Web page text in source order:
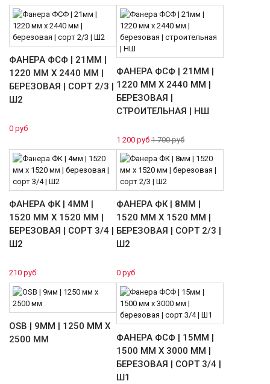
ФАНЕРА ФСФ | 21ММ |
1220 ММ Х 2440 ММ |
БЕРЕЗОВАЯ | СОРТ 2/3 |
Ш2
0 руб
ФАНЕРА ФСФ | 21ММ |
1220 ММ Х 2440 ММ |
БЕРЕЗОВАЯ |
СТРОИТЕЛЬНАЯ | НШ
1 200 руб 1 700 руб
ФАНЕРА ФК | 4ММ |
1520 ММ Х 1520 ММ |
БЕРЕЗОВАЯ | СОРТ 3/4 |
Ш2
210 руб
ФАНЕРА ФК | 8ММ |
1520 ММ Х 1520 ММ |
БЕРЕЗОВАЯ | СОРТ 2/3 |
Ш2
0 руб
OSB | 9ММ | 1250 ММ Х
2500 ММ
ФАНЕРА ФСФ | 15ММ |
1500 ММ Х 3000 ММ |
БЕРЕЗОВАЯ | СОРТ 3/4 |
Ш1